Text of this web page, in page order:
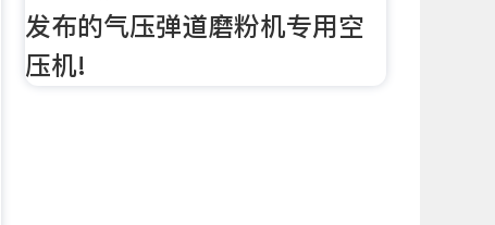
发布的气压弹道磨粉机专用空
压机!